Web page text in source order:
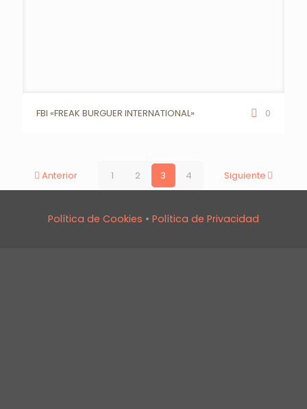
FBI «FREAK BURGUER INTERNATIONAL» 0
Anterior 1 2 3 4 Siguiente
Política de Cookies • Política de Privacidad